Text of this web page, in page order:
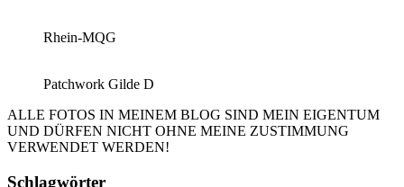
Rhein-MQG
Patchwork Gilde D
ALLE FOTOS IN MEINEM BLOG SIND MEIN EIGENTUM
UND DÜRFEN NICHT OHNE MEINE ZUSTIMMUNG
VERWENDET WERDEN!
Schlagwörter